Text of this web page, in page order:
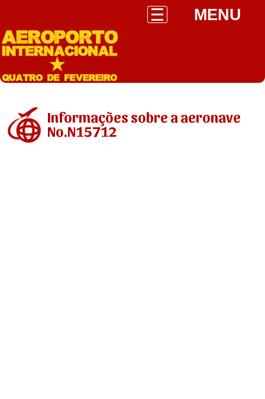
MENU
Informações sobre a aeronave
No.N15712